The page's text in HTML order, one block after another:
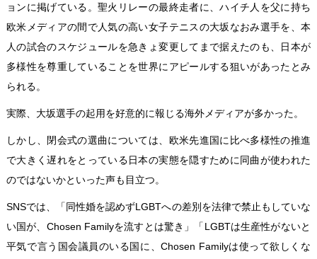
ョンに掲げている。聖火リレーの最終走者に、ハイチ人を父に持ち
欧米メディアの間で人気の高い女子テニスの大坂なおみ選手を、本
人の試合のスケジュールを急きょ変更してまで据えたのも、日本が
多様性を尊重していることを世界にアピールする狙いがあったとみ
られる。
実際、大坂選手の起用を好意的に報じる海外メディアが多かった。
しかし、閉会式の選曲については、欧米先進国に比べ多様性の推進
で大きく遅れをとっている日本の実態を隠すために同曲が使われた
のではないかといった声も目立つ。
SNSでは、「同性婚を認めずLGBTへの差別を法律で禁止もしていな
い国が、Chosen Familyを流すとは驚き」「LGBTは生産性がないと
平気で言う国会議員のいる国に、Chosen Familyは使って欲しくな